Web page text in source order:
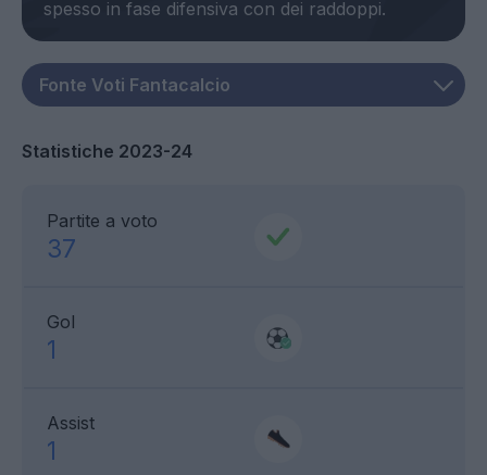
Statistiche 2023-24
Partite a voto
37
Gol
1
Assist
1